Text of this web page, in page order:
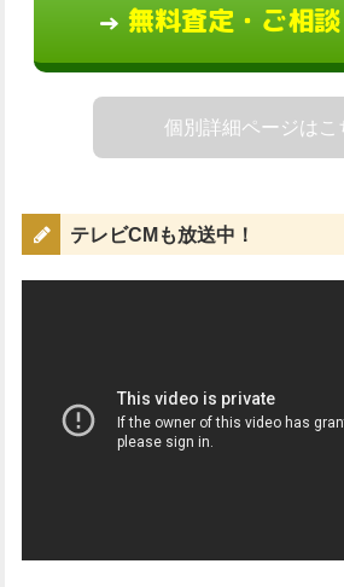
→ 無料査定・ご相談
個別詳細ページはこ
テレビCMも放送中！